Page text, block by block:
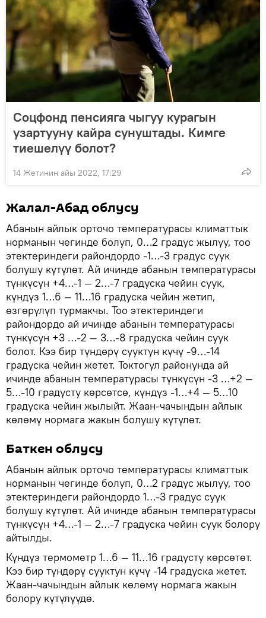
Соцфонд пенсияга чыгуу курагын
узартууну кайра сунуштады. Кимге
тиешелүү болот?
14 Жетинин айы 2022, 17:29
Жалал-Абад облусу
Абанын айлык орточо температурасы климаттык
норманын чегинде болуп, 0…2 градус жылуу, тоо
этектериндеги райондордо -1…-3 градус суук
болушу күтүлөт. Ай ичинде абанын температурасы
түнкүсүн +4…-1 — 2…-7 градуска чейин суук,
күндүз 1…6 — 11…16 градуска чейин жетип,
өзгөрүлүп турмакчы. Тоо этектериндеги
райондордо ай ичинде абанын температурасы
түнкүсүн +3 …-2 — 3…-8 градуска чейин суук
болот. Кээ бир түндөрү сууктун күчү -9…-14
градуска чейин жетет. Токтогул районунда ай
ичинде абанын температурасы түнкүсүн -3 …+2 —
5…-10 градусту көрсөтсө, күндүз -1…+4 — 5…10
градуска чейин жылыйт. Жаан-чачындын айлык
көлөмү нормага жакын болушу күтүлөт.
Баткен облусу
Абанын айлык орточо температурасы климаттык
норманын чегинде болуп, 0…2 градус жылуу, тоо
этектериндеги райондордо 1…-3 градус суук
болушу күтүлөт. Ай ичинде абанын температурасы
түнкүсүн +4…-1 — 2…-7 градуска чейин суук болору
айтылды.
Күндүз термометр 1…6 — 11…16 градусту көрсөтөт.
Кээ бир түндөрү сууктун күчү -14 градуска жетет.
Жаан-чачындын айлык көлөмү нормага жакын
болору күтүлүүдө.